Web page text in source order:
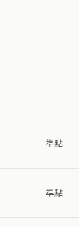
準點
準點